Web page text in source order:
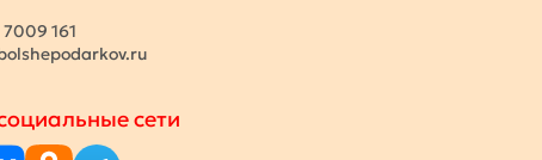
161
сети